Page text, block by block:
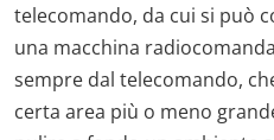
telecomando, da cui si può
una macchina
sempre dal telecomando,
certa area più o meno